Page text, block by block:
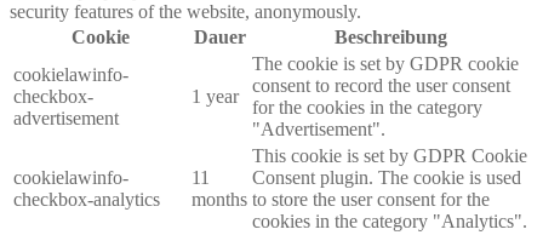
security features of the website, anonymously.
Cookie
Dauer
Beschreibung
cookielawinfo-
checkbox-
advertisement
1 year
The cookie is set by GDPR cookie
consent to record the user consent
for the cookies in the category
"Advertisement".
cookielawinfo-
checkbox-analytics
11
months
This cookie is set by GDPR Cookie
Consent plugin. The cookie is used
to store the user consent for the
cookies in the category "Analytics".